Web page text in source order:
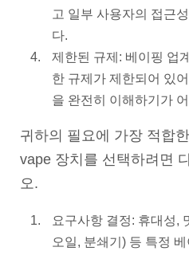
고 일부 사용자의 접근
다.
제한된 규제: 베이핑 업
한 규제가 제한되어 있
을 완전히 이해하기가
귀하의 필요에 가장 적합
vape 장치를 선택하려면
오.
요구사항 결정: 휴대성,
오일, 분쇄기) 등 특정